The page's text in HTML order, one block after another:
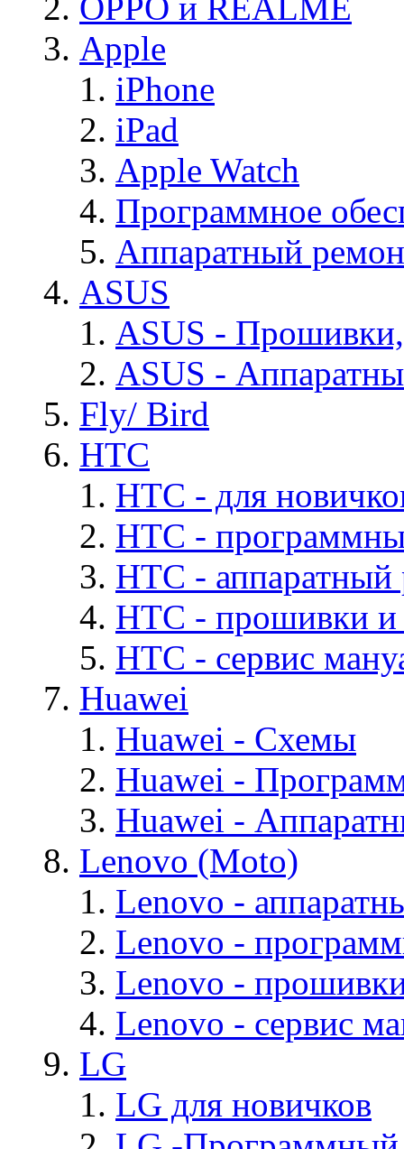
OPPO и REALME
Apple
iPhone
iPad
Apple Watch
Программное
Аппаратный
ASUS
ASUS -
ASUS -
Fly/ Bird
HTC
HTC - для
HTC -
HTC - аппаратный
HTC - прошивки
HTC - cервис
Huawei
Huawei - Cхемы
Huawei -
Huawei -
Lenovo (Moto)
Lenovo -
Lenovo -
Lenovo -
Lenovo - cервис
LG
LG для новичков